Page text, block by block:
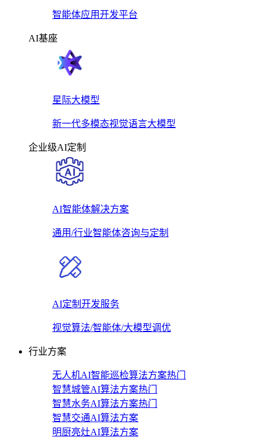
智能体应用开发平台
AI基座
星际大模型
新一代多模态视觉语言大模型
企业级AI定制
AI智能体解决方案
通用/行业智能体咨询与定制
AI定制开发服务
视觉算法/智能体/大模型调优
行业方案
无人机AI智能巡检算法方案热门
智慧城管AI算法方案热门
智慧水务AI算法方案热门
智慧交通AI算法方案
明厨亮灶AI算法方案